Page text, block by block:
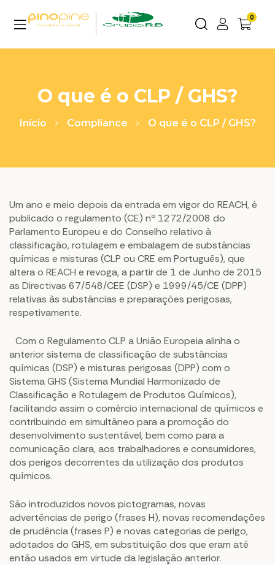
0
O que é o CLP / GHS?
Início Compliance O que é o CLP / GHS?
Um ano e meio depois da entrada em vigor do REACH, é
publicado o regulamento (CE) nº 1272/2008 do
Parlamento Europeu e do Conselho relativo à
classificação, rotulagem e embalagem de substâncias
químicas e misturas (CLP ou CRE em Português), que
altera o REACH e revoga, a partir de 1 de Junho de 2015
as Directivas 67/548/CEE (DSP) e 1999/45/CE (DPP)
relativas às substâncias e preparações perigosas,
respetivamente.
Com o Regulamento CLP a União Europeia alinha o
anterior sistema de classificação de substâncias
químicas (DSP) e misturas perigosas (DPP) com o
Sistema GHS (Sistema Mundial Harmonizado de
Classificação e Rotulagem de Produtos Químicos),
facilitando assim o comércio internacional de químicos e
contribuindo em simultâneo para a promoção do
desenvolvimento sustentável, bem como para a
comunicação clara, aos trabalhadores e consumidores,
dos perigos decorrentes da utilização dos produtos
químicos.
São introduzidos novos pictogramas, novas
advertências de perigo (frases H), novas recomendações
de prudência (frases P) e novas categorias de perigo,
adotados do GHS, em substituição dos que eram até
então usados em virtude da legislação anterior.